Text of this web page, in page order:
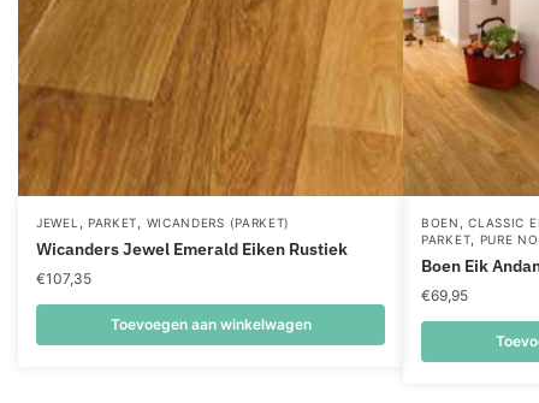
JEWEL PARKET WICANDERS (PARKET)
Wicanders Jewel Emerald Eiken Rustiek
€107,35
Toevoegen aan winkelwagen
BOEN ,CLASSIC
PARKET
PURE
Boen Eik
€69,95